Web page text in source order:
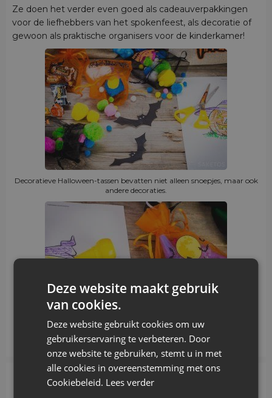
Ze doen het verder even goed als cadeauverpakkingen
voor de liefhebbers van het spokenfeest, als decoratie of
gewoon als praktische organisers voor de kinderkamer!
Decoratieve Halloween-tassen bevatten niet alleen snoepjes, maar ook
andere decoraties.
Onze decoratieve Halloween zakjes werken perfect als versiering
Waar koop je nu deze Halloween
Deze website maakt gebruik
van cookies.
Deze website gebruikt cookies om uw
gebruikerservaring te verbeteren. Door
onze website te gebruiken, stemt u in met
alle cookies in overeenstemming met ons
Cookiebeleid. Lees verder